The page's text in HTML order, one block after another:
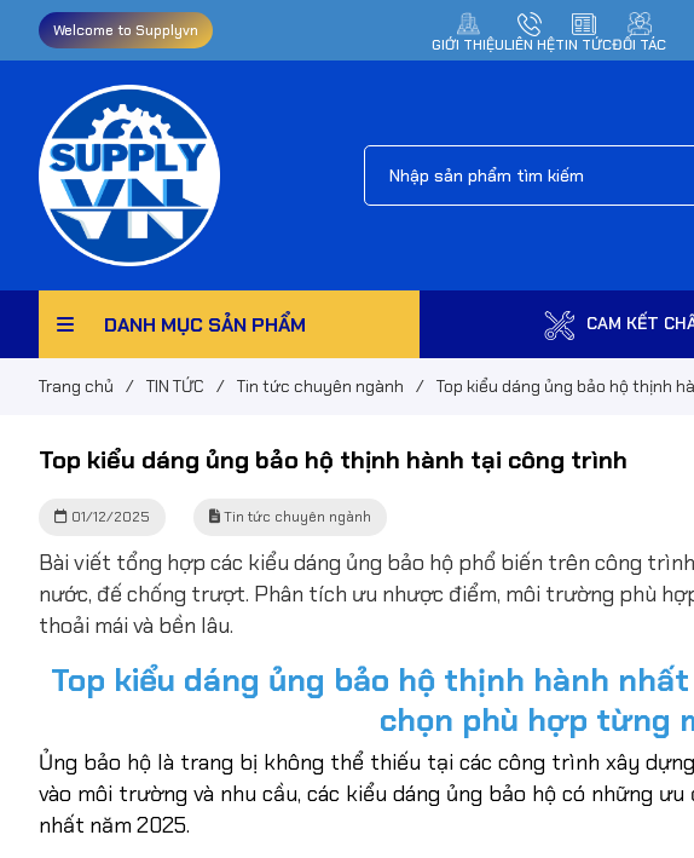
Welcome to Supplyvn
GIỚI THIỆULIÊN HỆTIN TỨCĐỐI TÁC
DANH MỤC SẢN PHẨM CAM KẾT
Trang chủ / TIN TỨC / Tin tức chuyên ngành / Top kiểu dáng ủng bảo hộ thịnh
Top kiểu dáng ủng bảo hộ thịnh hành tại công trình
01/12/2025 Tin tức chuyên ngành
Bài viết tổng hợp các kiểu dáng ủng bảo hộ phổ biến trên công
nước, đế chống trượt. Phân tích ưu nhược điểm, môi trường phù
thoải mái và bền lâu.
Top kiểu dáng ủng bảo hộ thịnh hành
chọn phù hợp từng
Ủng bảo hộ là trang bị không thể thiếu tại các công trình xây
vào môi trường và nhu cầu, các kiểu dáng ủng bảo hộ có những
nhất năm 2025.